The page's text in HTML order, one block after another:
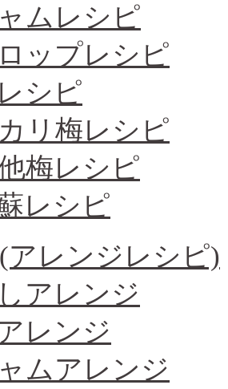
ムレシピ
ップレシピ
シピ
リ梅レシピ
梅レシピ
レシピ
アレンジレシピ)
アレンジ
レンジ
ムアレンジ